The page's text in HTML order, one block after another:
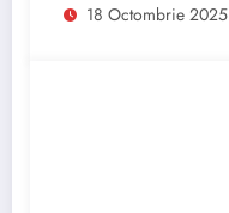
18 Octombrie 2025